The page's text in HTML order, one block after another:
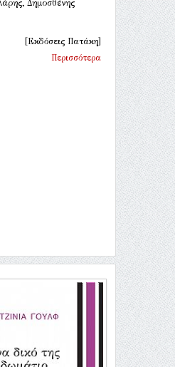
Δημοσθένης
[Εκδόσεις Πατάκη]
Περισσότερα